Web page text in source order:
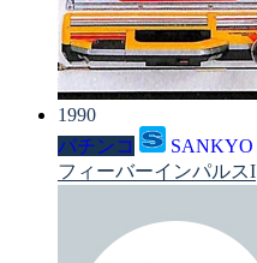
1990
パチンコ
SANKYO
フィーバーインパルスI